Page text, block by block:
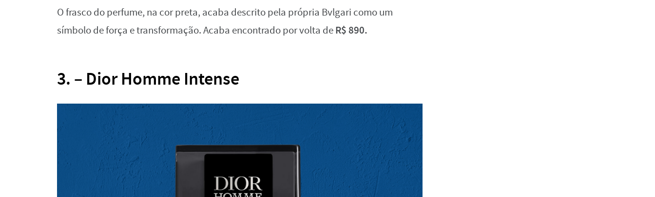
O frasco do perfume, na cor preta, acaba descrito pela própria Bvlgari como um
símbolo de força e transformação. Acaba encontrado por volta deR$ 890.
3. – Dior Homme Intense